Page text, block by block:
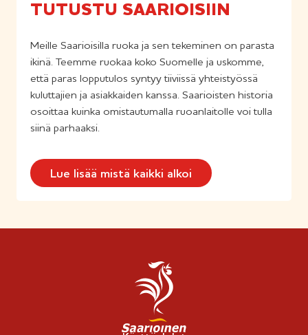
TUTUSTU SAARIOISIIN
Meille Saarioisilla ruoka ja sen tekeminen on parasta
ikinä. Teemme ruokaa koko Suomelle ja uskomme,
että paras lopputulos syntyy tiiviissä yhteistyössä
kuluttajien ja asiakkaiden kanssa. Saarioisten historia
osoittaa kuinka omistautumalla ruoanlaitolle voi tulla
siinä parhaaksi.
Lue lisää mistä kaikki alkoi